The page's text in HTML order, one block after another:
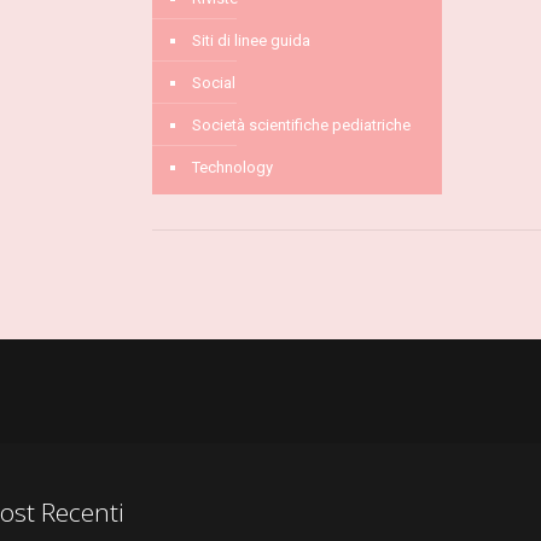
Siti di linee guida
Social
Società scientifiche pediatriche
Technology
Recenti